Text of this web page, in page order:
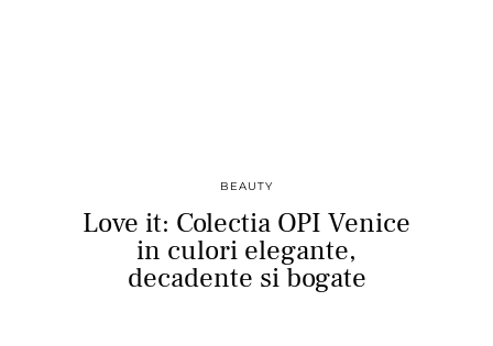
BEAUTY
Love it: Colectia OPI Venice
in culori elegante,
decadente si bogate